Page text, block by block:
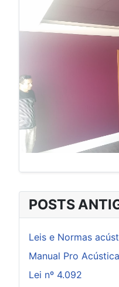
POSTS
Leis e Normas
Manual Pro Acústica
Lei nº 4.092